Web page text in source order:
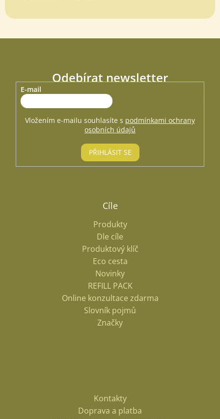
Odebírat newsletter
Vložte svůj e-mail a my vám budeme zasílat informace o nových
produktech na našem e-shopu.
E-mail
Vložením e-mailu souhlasíte s podmínkami ochrany
osobních údajů
PŘIHLÁSIT SE
Cíle
Produkty
Dle cíle
Produktový klíč
Eco cesta
Novinky
REFILL PACK
Online konzultace zdarma
Slovník pojmů
Značky
Kontakty
Doprava a platba